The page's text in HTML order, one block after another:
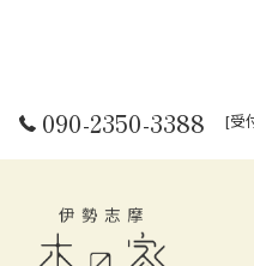
090-2350-3388 [受